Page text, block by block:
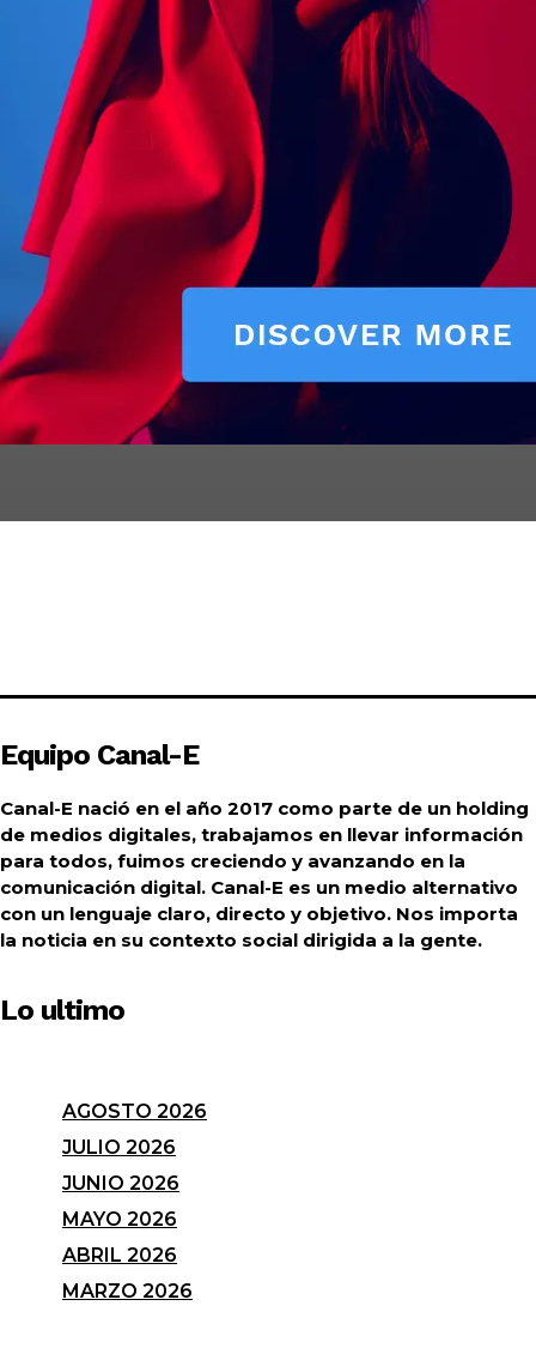
Equipo Canal-E
Canal-E nació en el año 2017 como parte de un holding
de medios digitales, trabajamos en llevar información
para todos, fuimos creciendo y avanzando en la
comunicación digital. Canal-E es un medio alternativo
con un lenguaje claro, directo y objetivo. Nos importa
la noticia en su contexto social dirigida a la gente.
Lo ultimo
AGOSTO 2026
JULIO 2026
JUNIO 2026
MAYO 2026
ABRIL 2026
MARZO 2026